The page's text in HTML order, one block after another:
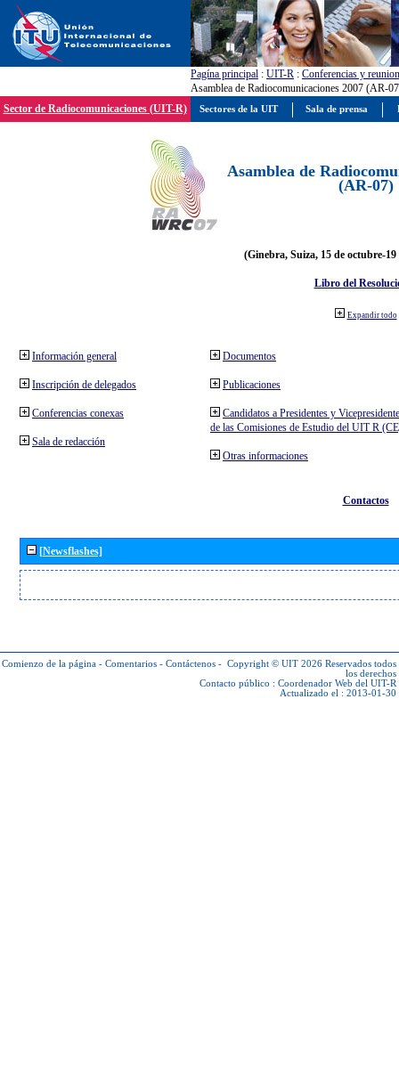
Pagína principal : UIT-R : Conferencias y
Asamblea de Radiocomunicaciones 2007 (AR-
Sector de Radiocomunicaciones (UIT-R)
Asamblea de
(AR-07)
(Ginebra, Suiza, 15 de octubre-19
Libro del
Expandir todo
Información general
Inscripción de delegados
Conferencias conexas
Sala de redacción
Documentos
Publicaciones
Candidatos a Presidentes y
de las Comisiones de Estudio del UIT R
Otras informaciones
Contactos
[Newsflashes]
Comienzo de la página - Comentarios - Contáctenos - Copyright © UIT 2026 Reservados todos
los derechos
Contacto público : Coordenador Web del UIT-R
Actualizado el : 2013-01-30
Sectores de la UIT Sala de prensa